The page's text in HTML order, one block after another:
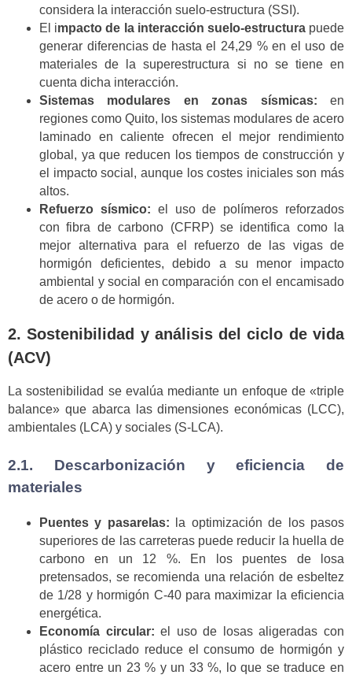
considera la interacción suelo-estructura (SSI).
El impacto de la interacción suelo-estructurapuede
generar diferencias de hasta el 24,29 % en el uso de
materiales de la superestructura si no se tiene en
cuenta dicha interacción.
Sistemas modulares en zonas sísmicas: en
regiones como Quito, los sistemas modulares de acero
laminado en caliente ofrecen el mejor rendimiento
global, ya que reducen los tiempos de construcción y
el impacto social, aunque los costes iniciales son más
altos.
Refuerzo sísmico: el uso de polímeros reforzados
con fibra de carbono (CFRP) se identifica como la
mejor alternativa para el refuerzo de las vigas de
hormigón deficientes, debido a su menor impacto
ambiental y social en comparación con el encamisado
de acero o de hormigón.
2. Sostenibilidad y análisis del ciclo de vida
(ACV)
La sostenibilidad se evalúa mediante un enfoque de «triple
balance» que abarca las dimensiones económicas (LCC),
ambientales (LCA) y sociales (S-LCA).
2.1. Descarbonización y eficiencia de
materiales
Puentes y pasarelas: la optimización de los pasos
superiores de las carreteras puede reducir la huella de
carbono en un 12 %. En los puentes de losa
pretensados, se recomienda una relación de esbeltez
de 1/28 y hormigón C-40 para maximizar la eficiencia
energética.
Economía circular: el uso de losas aligeradas con
plástico reciclado reduce el consumo de hormigón y
acero entre un 23 % y un 33 %, lo que se traduce en